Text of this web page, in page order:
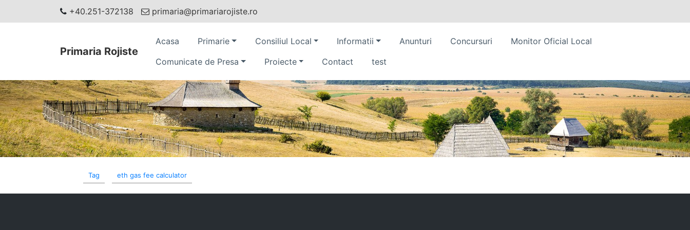
+40.251-372138 primaria@primariarojiste.ro
Primaria Rojiste
Acasa Primarie Consiliul Local Informatii Anunturi Concursuri
Monitor Oficial Local
Comunicate de Presa
Proiecte Contact test
Tag eth gas fee calculator